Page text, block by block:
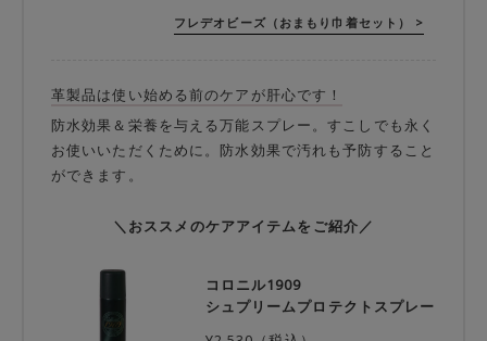
フレデオビーズ（おまもり巾着セット） >
革製品は使い始める前のケアが肝心です！
防水効果＆栄養を与える万能スプレー。すこしでも永く
お使いいただくために。防水効果で汚れも予防すること
ができます。
＼おススメのケアアイテムをご紹介／
コロニル1909
シュプリームプロテクトスプレー